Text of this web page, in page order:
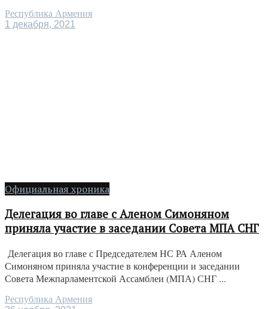
Республика Армения
1 декабря, 2021
Официальная хроника
Делегация во главе с Аленом Симоняном
приняла участие в заседании Совета МПА СНГ
Делегация во главе с Председателем НС РА Аленом
Симоняном приняла участие в конференции и заседании
Совета Межпарламентской Ассамблеи (МПА) СНГ ...
Республика Армения